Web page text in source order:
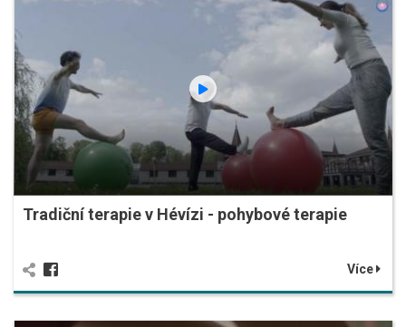
Tradiční terapie v Hévízi - pohybové terapie
Více